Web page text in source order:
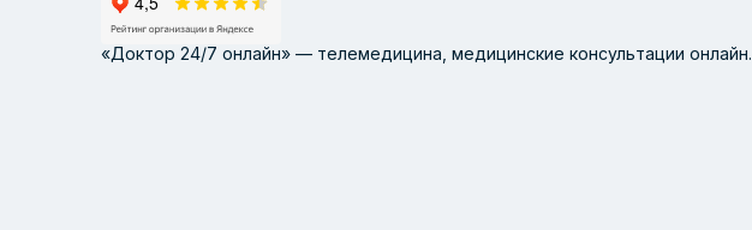
«Доктор 24/7 онлайн» — телемедицина, медицинские консультации онлайн.